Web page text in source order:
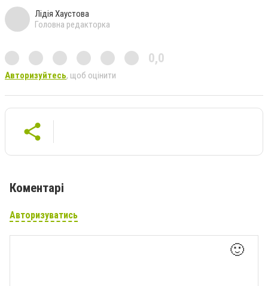
Лідія Хаустова
Головна редакторка
0,0
Авторизуйтесь, щоб оцінити
Коментарі
Авторизуватись
🙂